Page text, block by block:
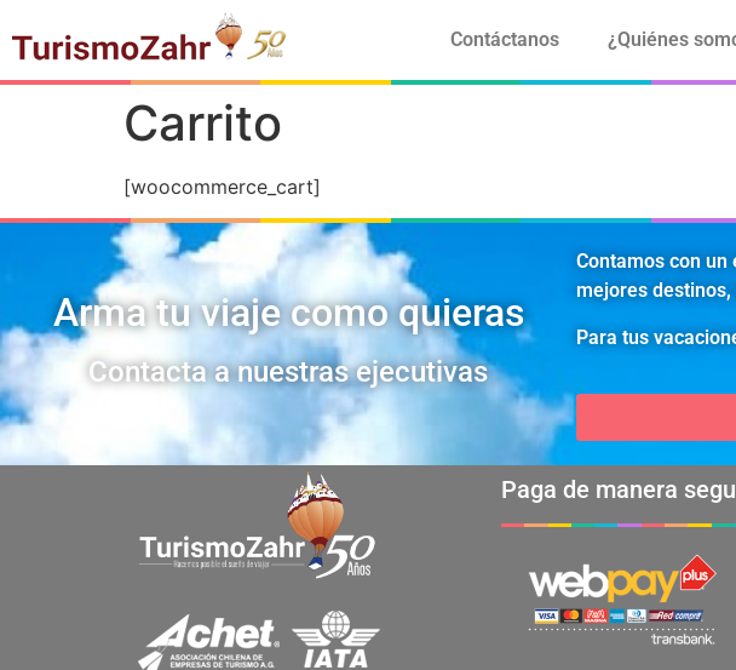
Contáctanos ¿Quiénes
Carrito
[woocommerce_cart]
Arma tu viaje como quieras
Contacta a nuestras ejecutivas
Contamos con
mejores
Para tus
Paga de manera